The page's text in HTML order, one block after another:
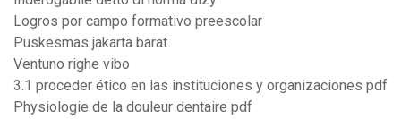
Logros por campo formativo preescolar
Puskesmas jakarta barat
Ventuno righe vibo
3.1 proceder ético en las instituciones y organizaciones pdf
Physiologie de la douleur dentaire pdf